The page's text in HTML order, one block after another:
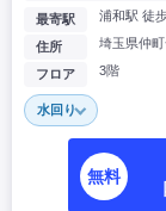
最寄駅 浦和駅 徒
住所 埼玉県仲町
フロア 3階
水回り
無料